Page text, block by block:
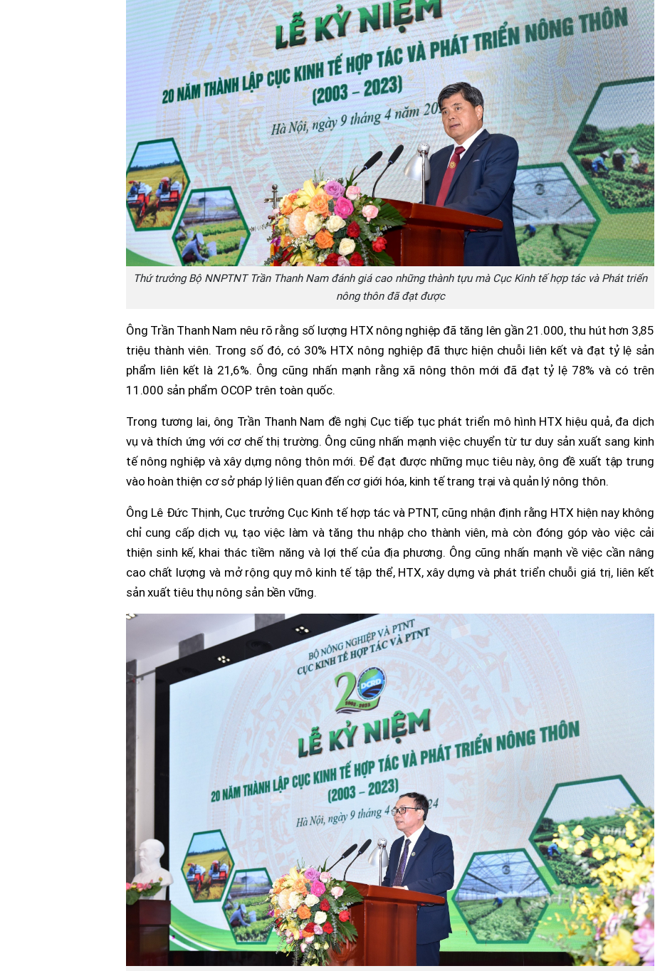
Thứ trưởng Bộ NNPTNT Trần Thanh Nam đánh giá cao những thành tựu mà Cục Kinh tế hợp tác và Phát triển
nông thôn đã đạt được
Ông Trần Thanh Nam nêu rõ rằng số lượng HTX nông nghiệp đã tăng lên gần 21.000, thu hút hơn 3,85
triệu thành viên. Trong số đó, có 30% HTX nông nghiệp đã thực hiện chuỗi liên kết và đạt tỷ lệ sản
phẩm liên kết là 21,6%. Ông cũng nhấn mạnh rằng xã nông thôn mới đã đạt tỷ lệ 78% và có trên
11.000 sản phẩm OCOP trên toàn quốc.
Trong tương lai, ông Trần Thanh Nam đề nghị Cục tiếp tục phát triển mô hình HTX hiệu quả, đa dịch
vụ và thích ứng với cơ chế thị trường. Ông cũng nhấn mạnh việc chuyển từ tư duy sản xuất sang kinh
tế nông nghiệp và xây dựng nông thôn mới. Để đạt được những mục tiêu này, ông đề xuất tập trung
vào hoàn thiện cơ sở pháp lý liên quan đến cơ giới hóa, kinh tế trang trại và quản lý nông thôn.
Ông Lê Đức Thịnh, Cục trưởng Cục Kinh tế hợp tác và PTNT, cũng nhận định rằng HTX hiện nay không
chỉ cung cấp dịch vụ, tạo việc làm và tăng thu nhập cho thành viên, mà còn đóng góp vào việc cải
thiện sinh kế, khai thác tiềm năng và lợi thế của địa phương. Ông cũng nhấn mạnh về việc cần nâng
cao chất lượng và mở rộng quy mô kinh tế tập thể, HTX, xây dựng và phát triển chuỗi giá trị, liên kết
sản xuất tiêu thụ nông sản bền vững.